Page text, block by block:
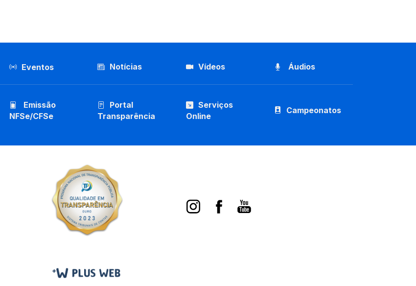
Eventos Notícias Vídeos Áudios
Emissão
NFSe/CFSe
Portal
Transparência
Serviços
Online
Campeonatos